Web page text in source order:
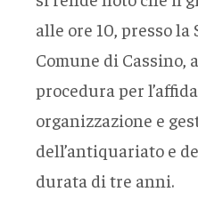
alle ore 10, presso la
Comune di Cassino,
procedura per
organizzazione e
dell’antiquariato e
durata di tre anni.